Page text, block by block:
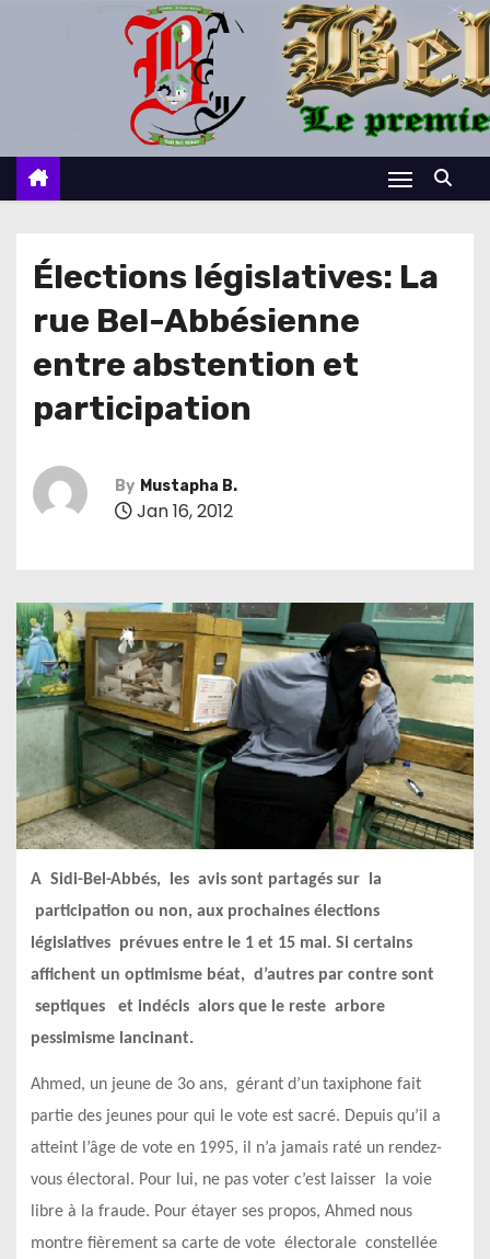
c
Élections législatives: La
rue Bel-Abbésienne
entre abstention et
participation
By Mustapha B.
Jan 16, 2012
A Sidi-Bel-Abbés, les avis sont partagés sur la
participation ou non, aux prochaines élections
législatives prévues entre le 1 et 15 mai. Si certains
affichent un optimisme béat, d’autres par contre sont
septiques et indécis alors que le reste arbore
pessimisme lancinant.
Ahmed, un jeune de 3o ans, gérant d’un taxiphone fait
partie des jeunes pour qui le vote est sacré. Depuis qu’il a
atteint l’âge de vote en 1995, il n’a jamais raté un rendez-
vous électoral. Pour lui, ne pas voter c’est laisser la voie
libre à la fraude. Pour étayer ses propos, Ahmed nous
montre fièrement sa carte de vote électorale constellée